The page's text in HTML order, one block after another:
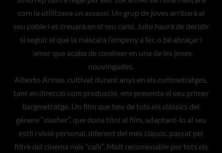
com la utilitzava un assassí. Un grup de joves arribarà al
seu poble i es creuarà en el seu camí. Julio haurà de decidir
si seguir el que la màscara l’empeny a fer, o bé abraçar l
´amor que acaba de conèixer en una de les joves
nouvingudes.
Alberto Armas, cultivat durant anys en els curtmetratges,
tant en direcció com producció, ens presenta el seu primer
llargmetratge. Un film que beu de tots els clàssics del
gènere “slasher”, que dona títol al film, adaptant-lo al seu
estil i visió personal, diferent del més clàssic, passat pel
filtre del cinema més “cañí”. Molt recomenable per tots els